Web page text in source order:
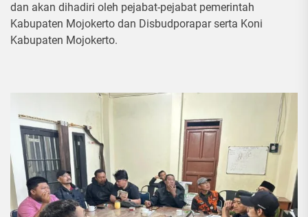
dan akan dihadiri oleh pejabat-pejabat pemerintah
Kabupaten Mojokerto dan Disbudporapar serta Koni
Kabupaten Mojokerto.